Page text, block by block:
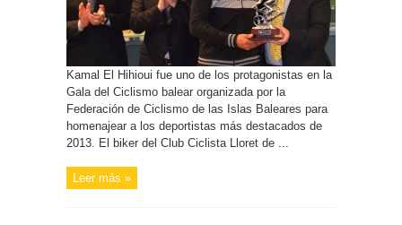
Kamal El Hihioui fue uno de los protagonistas en la
Gala del Ciclismo balear organizada por la
Federación de Ciclismo de las Islas Baleares para
homenajear a los deportistas más destacados de
2013. El biker del Club Ciclista Lloret de ...
Leer más »